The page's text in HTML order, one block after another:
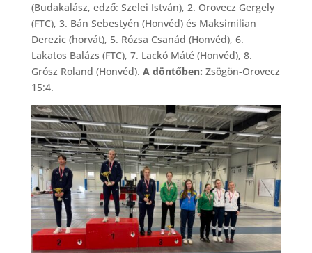
(Budakalász, edző: Szelei István), 2. Orovecz Gergely
(FTC), 3. Bán Sebestyén (Honvéd) és Maksimilian
Derezic (horvát), 5. Rózsa Csanád (Honvéd), 6.
Lakatos Balázs (FTC), 7. Lackó Máté (Honvéd), 8.
Grósz Roland (Honvéd). A döntőben: Zsögön-Orovecz
15:4.